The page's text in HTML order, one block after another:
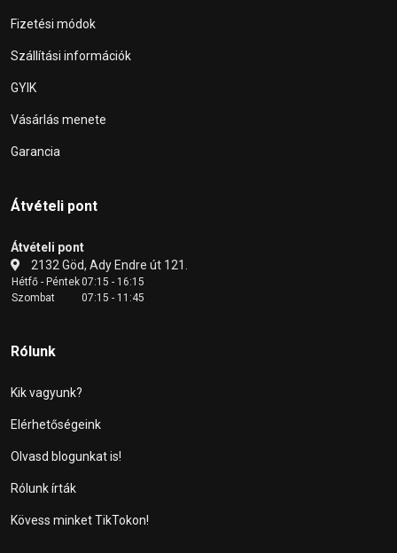
Fizetési módok
Szállítási információk
GYIK
Vásárlás menete
Garancia
Átvételi pont
Átvételi pont
2132 Göd, Ady Endre út 121.
Hétfő - Péntek07:15 - 16:15
Szombat
07:15 - 11:45
Rólunk
Kik vagyunk?
Elérhetőségeink
Olvasd blogunkat is!
Rólunk írták
Kövess minket TikTokon!